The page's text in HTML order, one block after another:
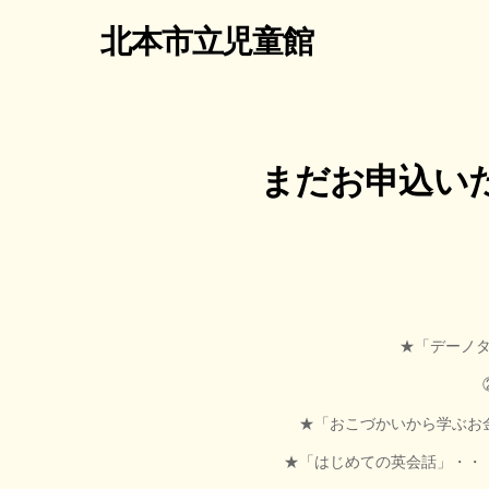
北本市立児童館
まだお申込い
★「デーノ
②13：00～14：30（3
★「おこづかいから学ぶお金
★「はじめての英会話」・・・10：00